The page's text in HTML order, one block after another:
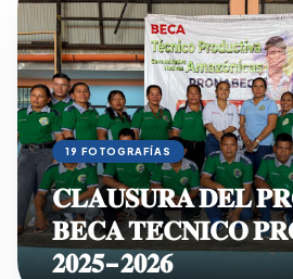
19 FOTOGRAFÍAS
𝐂𝐋𝐀𝐔𝐒𝐔𝐑𝐀 𝐃𝐄𝐋
𝐁𝐄𝐂𝐀 𝐓𝐄́𝐂𝐍𝐈𝐂𝐎
𝟐𝟎𝟐𝟓-𝟐𝟎𝟐𝟔